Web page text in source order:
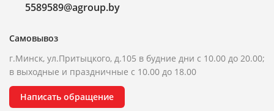
5589589@agroup.by
Самовывоз
г.Минск, ул.Притыцкого, д.105 в будние дни с 10.00 до 20.00;
в выходные и праздничные с 10.00 до 18.00
Написать обращение